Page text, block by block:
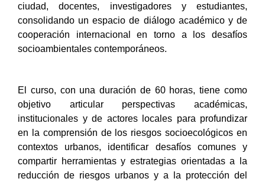
ciudad, docentes, investigadores y estudiantes,
consolidando un espacio de diálogo académico y de
cooperación internacional en torno a los desafíos
socioambientales contemporáneos.
El curso, con una duración de 60 horas, tiene como
objetivo articular perspectivas académicas,
institucionales y de actores locales para profundizar
en la comprensión de los riesgos socioecológicos en
contextos urbanos, identificar desafíos comunes y
compartir herramientas y estrategias orientadas a la
reducción de riesgos urbanos y a la protección del